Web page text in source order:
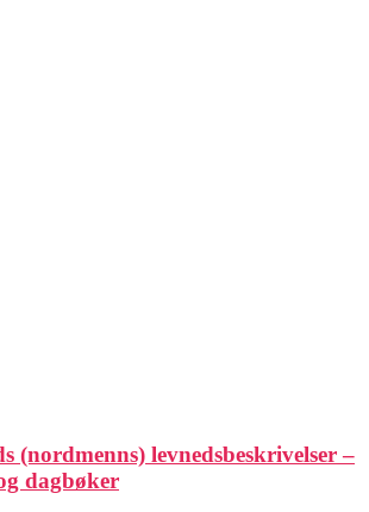
(nordmenns) levnedsbeskrivelser –
dagbøker